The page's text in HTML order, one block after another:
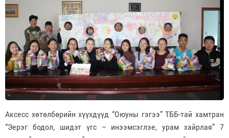
Аксесс хөтөлбөрийн хүүхдүүд “Оюуны гэгээ” ТББ-тай хамтран
“Эерэг бодол, шидэт үгс – инээмсэглэе, урам хайрлая” 7